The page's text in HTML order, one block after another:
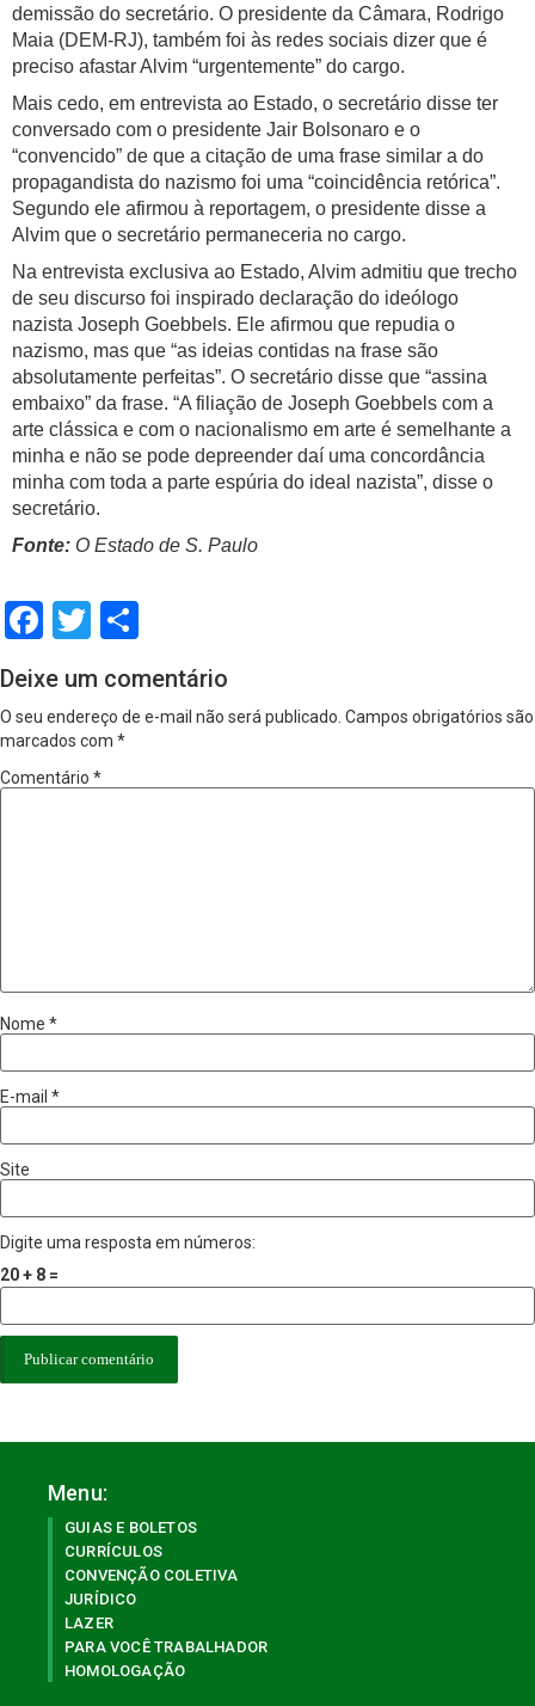
demissão do secretário. O presidente da Câmara, Rodrigo
Maia (DEM-RJ), também foi às redes sociais dizer que é
preciso afastar Alvim “urgentemente” do cargo.
Mais cedo, em entrevista ao Estado, o secretário disse ter
conversado com o presidente Jair Bolsonaro e o
“convencido” de que a citação de uma frase similar a do
propagandista do nazismo foi uma “coincidência retórica”.
Segundo ele afirmou à reportagem, o presidente disse a
Alvim que o secretário permaneceria no cargo.
Na entrevista exclusiva ao Estado, Alvim admitiu que trecho
de seu discurso foi inspirado declaração do ideólogo
nazista Joseph Goebbels. Ele afirmou que repudia o
nazismo, mas que “as ideias contidas na frase são
absolutamente perfeitas”. O secretário disse que “assina
embaixo” da frase. “A filiação de Joseph Goebbels com a
arte clássica e com o nacionalismo em arte é semelhante a
minha e não se pode depreender daí uma concordância
minha com toda a parte espúria do ideal nazista”, disse o
secretário.
Fonte: O Estado de S. Paulo
Facebook
Twitter
Deixe um comentário
O seu endereço de e-mail não será publicado. Campos obrigatórios são
marcados com *
Comentário *
Nome *
E-mail *
Site
Digite uma resposta em números:
20 + 8 =
Menu:
GUIAS E BOLETOS
CURRÍCULOS
CONVENÇÃO COLETIVA
JURÍDICO
LAZER
PARA VOCÊ TRABALHADOR
HOMOLOGAÇÃO